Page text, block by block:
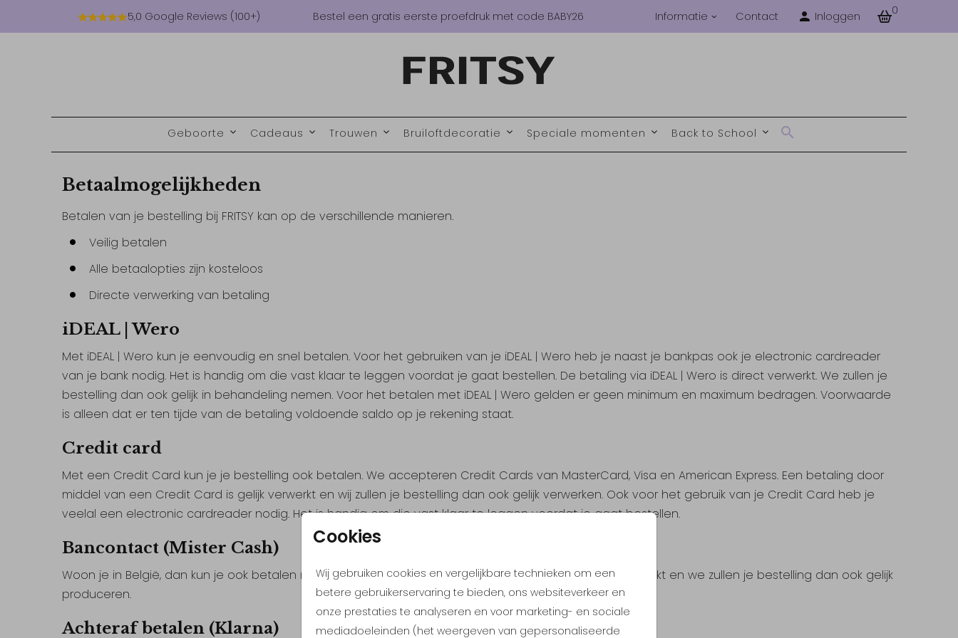
5,0 Google Reviews (100+) Bestel een gratis eerste proefdruk met code BABY26 Informatie Contact Inloggen 0
Geboorte Cadeaus Trouwen Bruiloftdecoratie Speciale momenten Back to School
Cookies
Wij gebruiken cookies en vergelijkbare technieken om een
betere gebruikerservaring te bieden, ons websiteverkeer en
onze prestaties te analyseren en voor marketing- en sociale
mediadoeleinden (het weergeven van gepersonaliseerde
Betaalmogelijkheden
Betalen van je bestelling bij FRITSY kan op de verschillende manieren.
Veilig betalen
Alle betaalopties zijn kosteloos
Directe verwerking van betaling
iDEAL | Wero
Met iDEAL | Wero kun je eenvoudig en snel betalen. Voor het gebruiken van je iDEAL | Wero heb je naast je bankpas ook je electronic cardreader
van je bank nodig. Het is handig om die vast klaar te leggen voordat je gaat bestellen. De betaling via iDEAL | Wero is direct verwerkt. We zullen je
bestelling dan ook gelijk in behandeling nemen. Voor het betalen met iDEAL | Wero gelden er geen minimum en maximum bedragen. Voorwaarde
is alleen dat er ten tijde van de betaling voldoende saldo op je rekening staat.
Credit card
Met een Credit Card kun je je bestelling ook betalen. We accepteren Credit Cards van MasterCard, Visa en American Express. Een betaling door
middel van een Credit Card is gelijk verwerkt en wij zullen je bestelling dan ook gelijk verwerken. Ook voor het gebruik van je Credit Card heb je
veelal een electronic cardreader nodig. Het is handig om die vast klaar te leggen voordat je gaat bestellen.
Bancontact (Mister Cash)
Woon je in België, dan kun je ook betalen met Bancontact (Mister Cash). Je betaling is dan direct verwerkt en we zullen je bestelling dan ook gelijk
produceren.
Achteraf betalen (Klarna)